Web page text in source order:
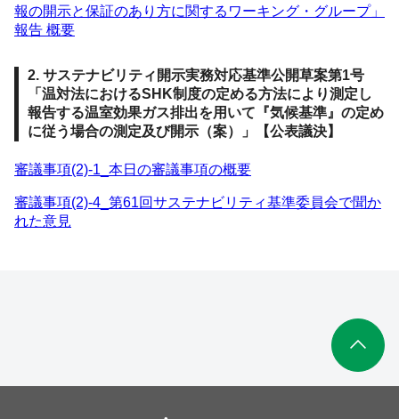
報の開示と保証のあり方に関するワーキング・グループ」
報告 概要
2. サステナビリティ開示実務対応基準公開草案第1号
「温対法におけるSHK制度の定める方法により測定し
報告する温室効果ガス排出を用いて『気候基準』の定め
に従う場合の測定及び開示（案）」【公表議決】
審議事項(2)-1_本日の審議事項の概要
審議事項(2)-4_第61回サステナビリティ基準委員会で聞か
れた意見